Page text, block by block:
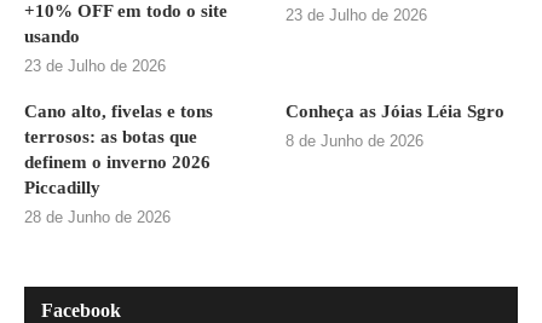
+10% OFF em todo o site
usando
23 de Julho de 2026
23 de Julho de 2026
Cano alto, fivelas e tons
terrosos: as botas que
definem o inverno 2026
Piccadilly
28 de Junho de 2026
Conheça as Jóias Léia Sgro
8 de Junho de 2026
Facebook